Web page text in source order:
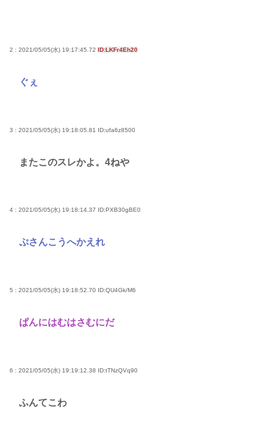
ここ数年「どっちもどっち」とか「まだわからない
【動画】手術中に熊本地震直撃やばすぎwww
Powered by livedoor 相互RSS
2 : 2021/05/05(水) 19:17:45.72 ID:LKFr4Eh20
ぐぇ
3 : 2021/05/05(水) 19:18:05.81 ID:ufa6z8500
またこのスレかよ。4ねや
4 : 2021/05/05(水) 19:18:14.37 ID:PXB30gBE0
ぷさんこうへかえれ
5 : 2021/05/05(水) 19:18:52.70 ID:QU4Gk/M6
ぱんにはむはさむにだ
6 : 2021/05/05(水) 19:19:12.38 ID:tTNzQVq90
ふんてこわ